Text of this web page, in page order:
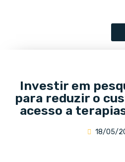
Investir em
para reduzir o
acesso a
18/05/